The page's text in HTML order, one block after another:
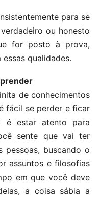
para se
ou honesto
for posto à prova,
qualidades.
de conhecimentos
fácil se perder e ficar
é estar atento para
sente que vai ter
pessoas, buscando o
assuntos e filosofias
em que você deve
a coisa sábia a